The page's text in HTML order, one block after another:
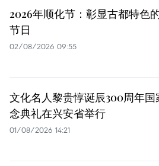
2026年顺化节：彰显古都特色
节日
02/08/2026 09:55
文化名人黎贵惇诞辰300周年国
念典礼在兴安省举行
01/08/2026 14:21